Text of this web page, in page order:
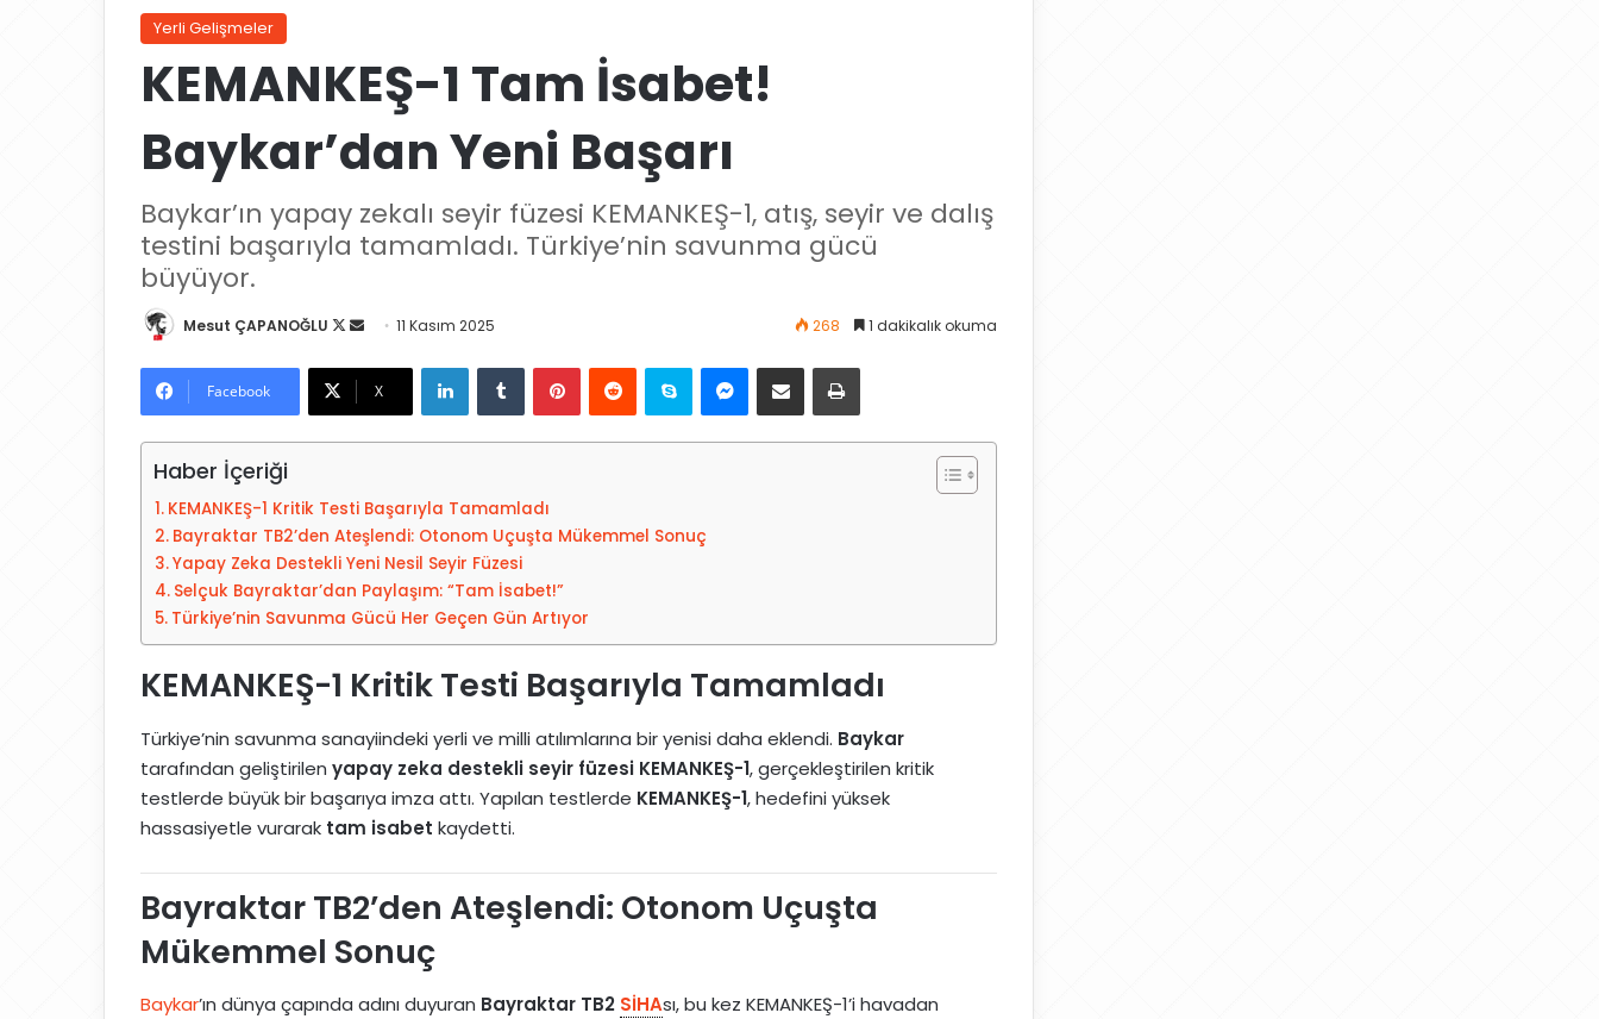
Yerli Gelişmeler
KEMANKEŞ-1 Tam İsabet!
Baykar’dan Yeni Başarı
Baykar’ın yapay zekalı seyir füzesi KEMANKEŞ-1, atış, seyir ve dalış
testini başarıyla tamamladı. Türkiye’nin savunma gücü
büyüyor.
Mesut ÇAPANOĞLU
X
t
a
e
d
i
n
e
-
s
a
g
ö
d
r
e
k
11 Kasım 2025 268 1 dakikalık okuma
Facebook X
LinkedIn Skype
Haber İçeriği
KEMANKEŞ-1 Kritik Testi Başarıyla Tamamladı
Bayraktar TB2’den Ateşlendi: Otonom Uçuşta Mükemmel Sonuç
Yapay Zeka Destekli Yeni Nesil Seyir Füzesi
Selçuk Bayraktar’dan Paylaşım: “Tam İsabet!”
Türkiye’nin Savunma Gücü Her Geçen Gün Artıyor
KEMANKEŞ-1 Kritik Testi Başarıyla Tamamladı
Türkiye’nin savunma sanayiindeki yerli ve milli atılımlarına bir yenisi daha eklendi. Baykar
tarafından geliştirilen yapay zeka destekli seyir füzesi KEMANKEŞ-1, gerçekleştirilen kritik
testlerde büyük bir başarıya imza attı. Yapılan testlerde KEMANKEŞ-1, hedefini yüksek
hassasiyetle vurarak tam isabet kaydetti.
Bayraktar TB2’den Ateşlendi: Otonom Uçuşta
Mükemmel Sonuç
Baykar’ın dünya çapında adını duyuran Bayraktar TB2 SİHAsı, bu kez KEMANKEŞ-1’i havadan